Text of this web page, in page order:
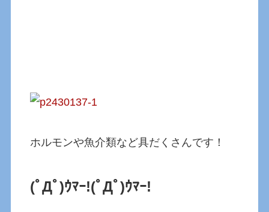
ホルモンや魚介類など具だくさんです！
(ﾟДﾟ)ｳﾏｰ!(ﾟДﾟ)ｳﾏｰ!